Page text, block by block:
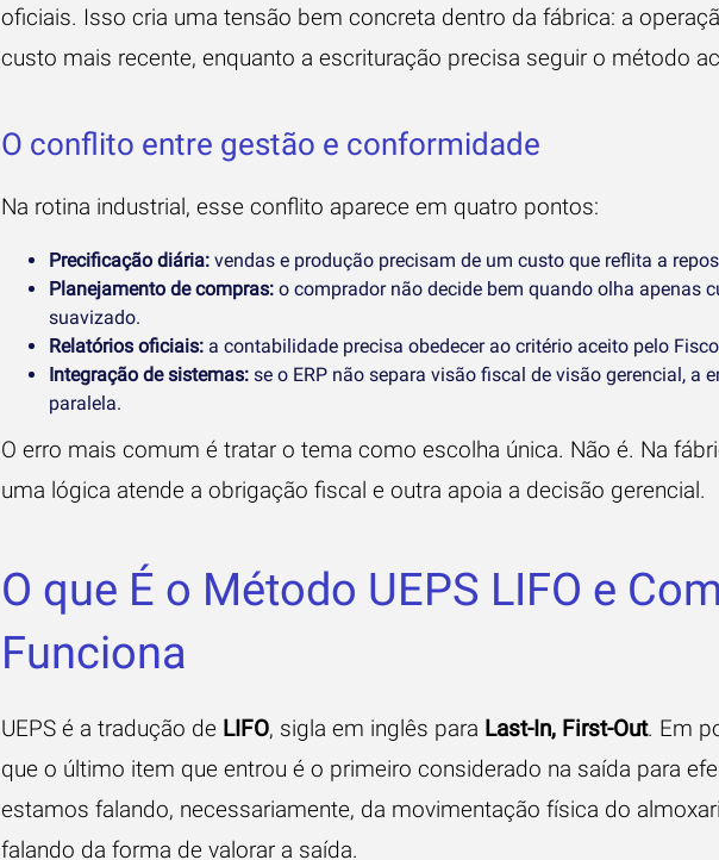
oficiais. Isso cria uma tensão bem concreta dentro da fábrica: a
custo mais recente, enquanto a escrituração precisa seguir o método
O conflito entre gestão e conformidade
Na rotina industrial, esse conflito aparece em quatro pontos:
Precificação diária:vendas e produção precisam de um custo que reflita a
Planejamento de compras:o comprador não decide bem quando olha apenas
suavizado.
Relatórios oficiais:a contabilidade precisa obedecer ao critério aceito pelo
Integração de sistemas:se o ERP não separa visão fiscal de visão gerencial, a
paralela.
O erro mais comum é tratar o tema como escolha única. Não é. Na
uma lógica atende a obrigação fiscal e outra apoia a decisão gerencial.
O que É o Método UEPS LIFO e
Funciona
UEPS é a tradução de LIFO, sigla em inglês para Last-In, First-Out. Em
que o último item que entrou é o primeiro considerado na saída para
estamos falando, necessariamente, da movimentação física do
falando da forma de valorar a saída.